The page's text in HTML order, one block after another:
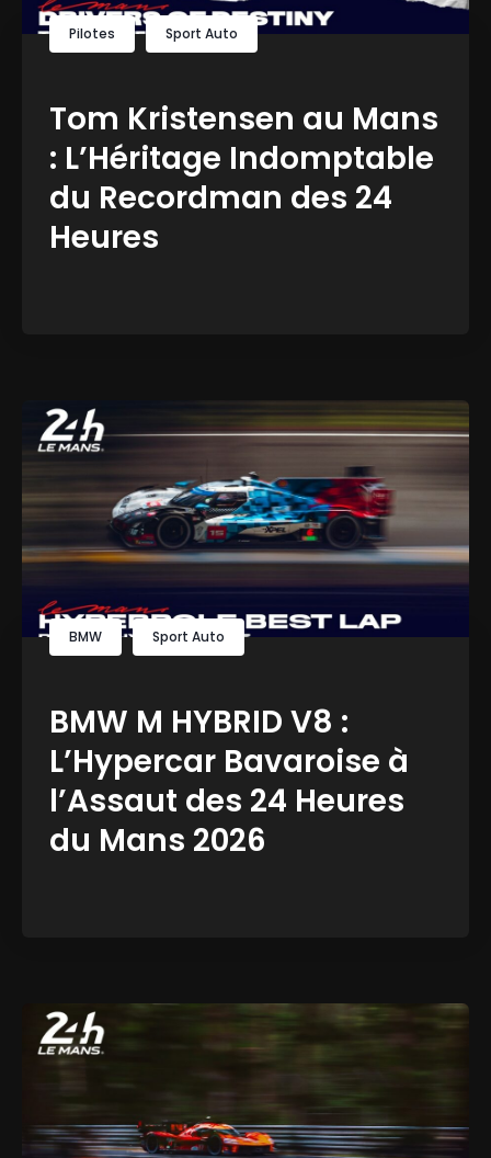
Pilotes Sport Auto
Tom Kristensen au Mans
: L’Héritage Indomptable
du Recordman des 24
Heures
BMW Sport Auto
BMW M HYBRID V8 :
L’Hypercar Bavaroise à
l’Assaut des 24 Heures
du Mans 2026